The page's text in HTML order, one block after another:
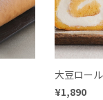
大豆ロー
¥1,890